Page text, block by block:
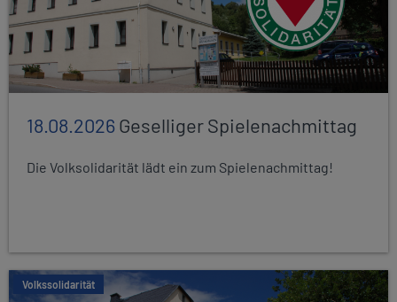
18.08.2026Geselliger Spielenachmittag
Die Volksolidarität lädt ein zum Spielenachmittag!
Volkssolidarität